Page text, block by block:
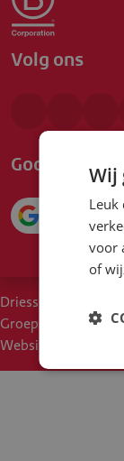
Volg ons
Google
Driessen
Groep
Websites
Wij
Leuk
voor
of